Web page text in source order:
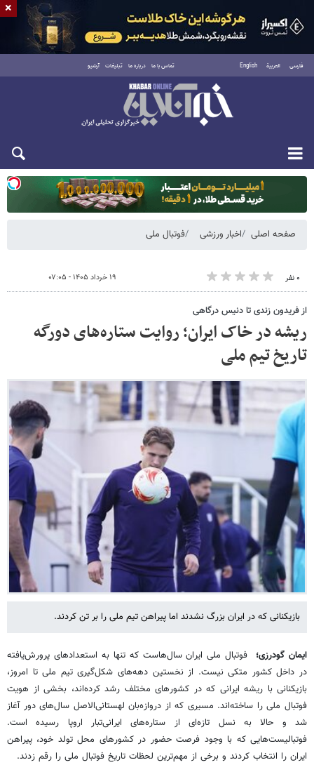
فارسی العربية English تماس با ما درباره ما تبلیغات آرشیو
یکشنبه ۱۸ مرداد ۱۴۰۵
صفحه اصلی اخبار ورزشی فوتبال ملی
۰ نفر ۱۹ خرداد ۱۴۰۵ - ۰۷:۰۵
از فریدون زندی تا دنیس درگاهی
ریشه در خاک ایران؛ روایت ستاره‌های دورگه
تاریخ تیم ملی
بازیکنانی که در ایران بزرگ نشدند اما پیراهن تیم ملی را بر تن کردند.
ایمان گودرزی؛
فوتبال ملی ایران سال‌هاست که تنها به استعدادهای پرورش‌یافته
در داخل کشور متکی نیست. از نخستین دهه‌های شکل‌گیری تیم ملی تا امروز،
بازیکنانی با ریشه ایرانی که در کشورهای مختلف رشد کرده‌اند، بخشی از هویت
فوتبال ملی را ساخته‌اند. مسیری که از دروازه‌بان لهستانی‌الاصل سال‌های دور آغاز
شد و حالا به نسل تازه‌ای از ستاره‌های ایرانی‌تبار اروپا رسیده است.
فوتبالیست‌هایی که با وجود فرصت حضور در کشورهای محل تولد خود، پیراهن
ایران را انتخاب کردند و برخی از مهم‌ترین لحظات تاریخ فوتبال ملی را رقم زدند.
×